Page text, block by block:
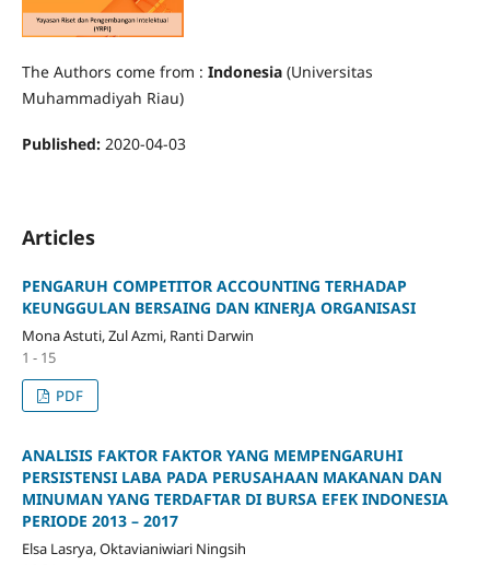
The Authors come from : Indonesia(Universitas
Muhammadiyah Riau)
Published: 2020-04-03
Articles
PENGARUH COMPETITOR ACCOUNTING TERHADAP
KEUNGGULAN BERSAING DAN KINERJA ORGANISASI
Mona Astuti, Zul Azmi, Ranti Darwin
1 - 15
PDF
ANALISIS FAKTOR FAKTOR YANG MEMPENGARUHI
PERSISTENSI LABA PADA PERUSAHAAN MAKANAN DAN
MINUMAN YANG TERDAFTAR DI BURSA EFEK INDONESIA
PERIODE 2013 – 2017
Elsa Lasrya, Oktavianiwiari Ningsih